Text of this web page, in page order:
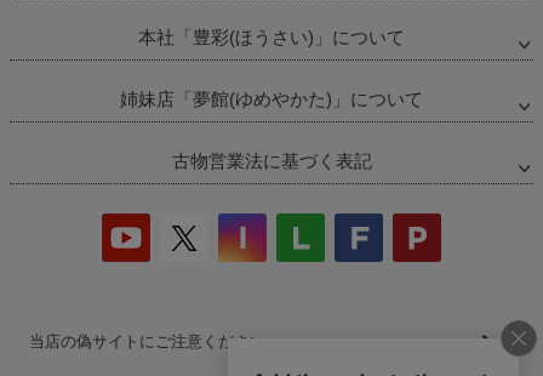
本社「豊彩(ほうさい)」について
姉妹店「夢館(ゆめやかた)」について
古物営業法に基づく表記
当店の偽サイトにご注意ください